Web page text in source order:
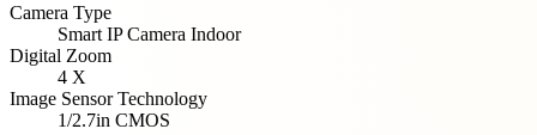
Camera Type
Smart IP Camera Indoor
Digital Zoom
4 X
Image Sensor Technology
1/2.7in CMOS